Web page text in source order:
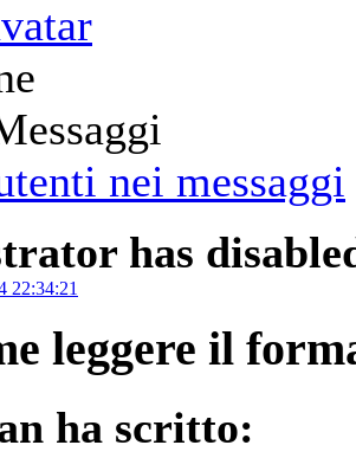
has
22:34:21
leggere il
ha scritto: